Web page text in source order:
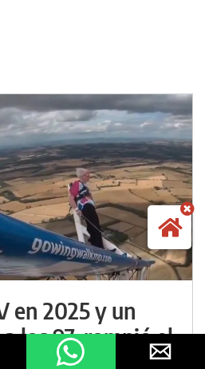
en 2025 y un
los 97, rompió el
sobre las alas